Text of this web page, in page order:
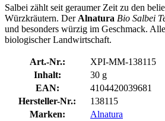
Salbei zählt seit geraumer Zeit zu den
Würzkräutern. Der Alnatura Bio Salbei
und besonders würzig im Geschmack.
biologischer Landwirtschaft.
Art.-Nr.:
XPI-MM-138115
Inhalt:
30 g
EAN:
4104420039681
Hersteller-Nr.:
138115
Marken:
Alnatura